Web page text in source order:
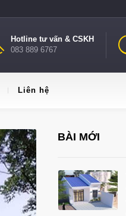
Hotline tư vấn & CSKH
083 889 6767
Liên hệ
BÀI MỚI